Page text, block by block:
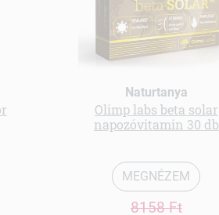
Naturtanya
Olimp labs beta solar
napozóvitamin 30 db
MEGNÉZEM
8158 Ft